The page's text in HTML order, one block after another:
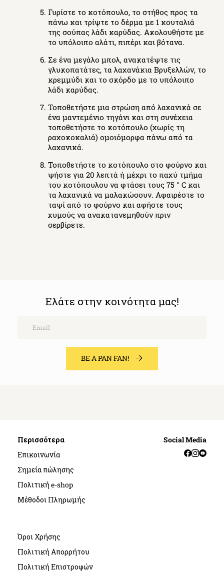
Γυρίστε το κοτόπουλο, το στήθος προς τα
πάνω και τρίψτε το δέρμα με 1 κουταλιά
της σούπας λάδι καρύδας. Ακολουθήστε με
το υπόλοιπο αλάτι, πιπέρι και βότανα.
Σε ένα μεγάλο μπολ, ανακατέψτε τις
γλυκοπατάτες, τα λαχανάκια Βρυξελλών, το
κρεμμύδι και το σκόρδο με το υπόλοιπο
λάδι καρύδας.
Τοποθετήστε μια στρώση από λαχανικά σε
ένα μαντεμένιο τηγάνι και στη συνέχεια
τοποθετήστε το κοτόπουλο (χωρίς τη
ραχοκοκαλιά) ομοιόμορφα πάνω από τα
λαχανικά.
Τοποθετήστε το κοτόπουλο στο φούρνο και
ψήστε για 20 λεπτά ή μέχρι το παχύ τμήμα
του κοτόπουλου να φτάσει τους 75 ° C και
τα λαχανικά να μαλακώσουν. Αφαιρέστε το
ταψί από το φούρνο και αφήστε τους
χυμούς να ανακατανεμηθούν πριν
σερβίρετε.
Ελάτε στην κοινότητα μας!
BE A PAN FAN!
Περισσότερα
Επικοινωνία
Σημεία πώλησης
Πολιτική e-shop
Μέθοδοι Πληρωμής
Όροι Χρήσης
Πολιτική Απορρήτου
Πολιτική Επιστροφών
Social Media
Facebook